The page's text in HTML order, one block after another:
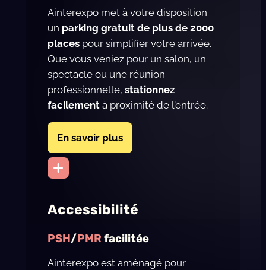
Ainterexpo met à votre disposition
un parking gratuit de plus de 2000
placespour simplifier votre arrivée.
Que vous veniez pour un salon, un
spectacle ou une réunion
professionnelle, stationnez
facilementà proximité de l’entrée.
En savoir plus
Accessibilité
PSH/PMRfacilitée
Ainterexpo est aménagé pour